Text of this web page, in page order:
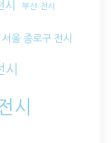
부산 전시
서울 종로구 전시
시